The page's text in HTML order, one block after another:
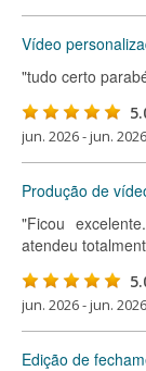
Vídeo
"tudo certo
jun. 2026 - jun. 2026
Produção de
"Ficou
atendeu
jun. 2026 - jun. 2026
Edição de